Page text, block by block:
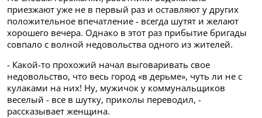
приезжают уже не в первый раз и оставляют у других
положительное впечатление - всегда шутят и желают
хорошего вечера. Однако в этот раз прибытие бригады
совпало с волной недовольства одного из жителей.
- Какой-то прохожий начал выговаривать свое
недовольство, что весь город «в дерьме», чуть ли не с
кулаками на них! Ну, мужичок у коммунальщиков
веселый - все в шутку, приколы переводил, -
рассказывает женщина.